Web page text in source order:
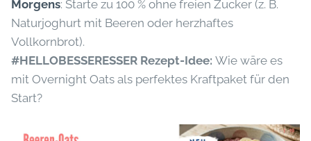
Morgens: Starte zu 100 % ohne freien Zucker (z. B.
Naturjoghurt mit Beeren oder herzhaftes
Vollkornbrot).
#HELLOBESSERESSER Rezept-Idee: Wie wäre es
mit Overnight Oats als perfektes Kraftpaket für den
Start?